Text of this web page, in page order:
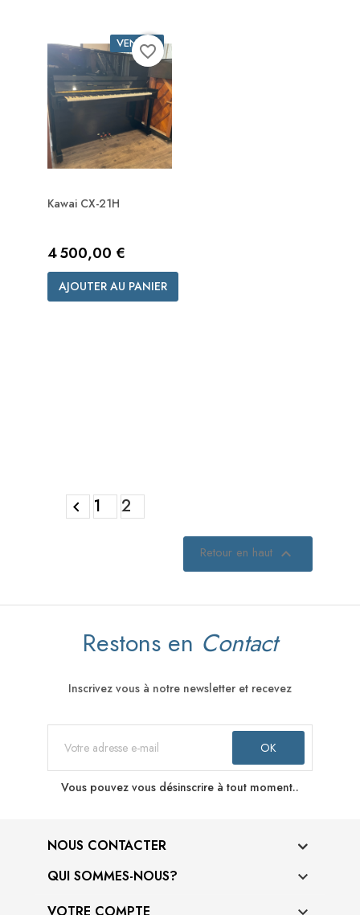
VENDU !
Kawai CX-21H
Prix
4 500,00 €
AJOUTER AU PANIER
favorite_border
 1 2
Retour en haut 
Restons en Contact
Inscrivez vous à notre newsletter et recevez
Vous pouvez vous désinscrire à tout moment..
NOUS CONTACTER
QUI SOMMES-NOUS?
